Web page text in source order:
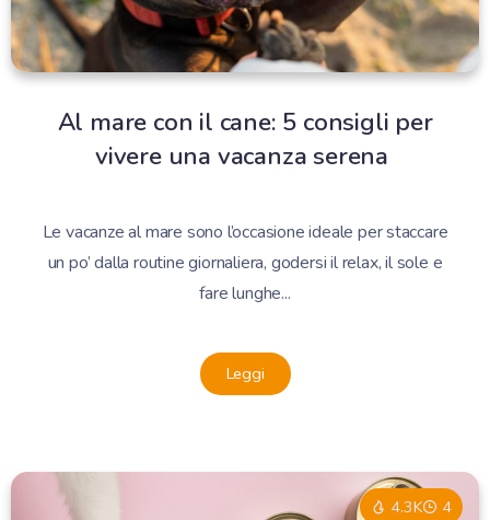
Al mare con il cane: 5 consigli per
vivere una vacanza serena
Le vacanze al mare sono l’occasione ideale per staccare
un po’ dalla routine giornaliera, godersi il relax, il sole e
fare lunghe...
Leggi
4.3K 4